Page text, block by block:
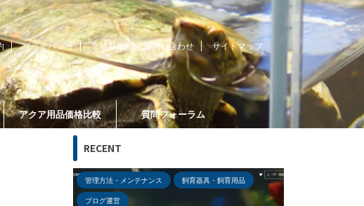
プライバシー 寄稿募集 お問い合わせ サイトマップ
アクア用品価格比較 質問フォーラム
RECENT
熱帯魚・観賞魚 図鑑